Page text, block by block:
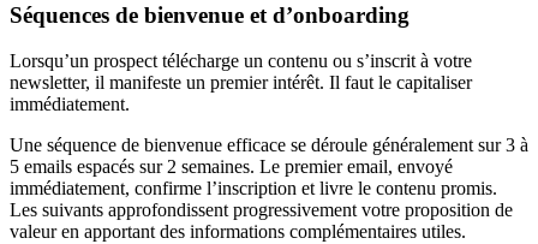
Séquences de bienvenue et d’onboarding
Lorsqu’un prospect télécharge un contenu ou s’inscrit à votre
newsletter, il manifeste un premier intérêt. Il faut le capitaliser
immédiatement.
Une séquence de bienvenue efficace se déroule généralement sur 3 à
5 emails espacés sur 2 semaines. Le premier email, envoyé
immédiatement, confirme l’inscription et livre le contenu promis.
Les suivants approfondissent progressivement votre proposition de
valeur en apportant des informations complémentaires utiles.